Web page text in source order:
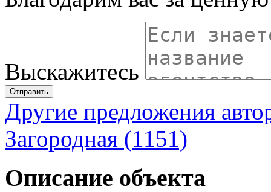
Выскажитесь
Отправить
Другие предложения
Загородная (1151)
Описание объекта